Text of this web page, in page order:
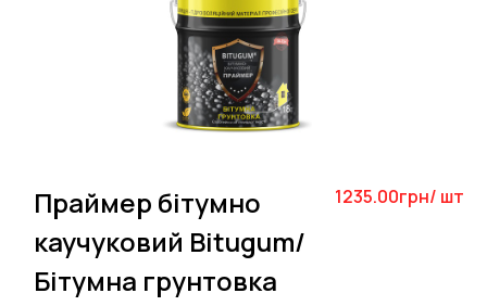
Праймер бітумно
каучуковий Bitugum/
Бітумна грунтовка
1235.00грн/ шт